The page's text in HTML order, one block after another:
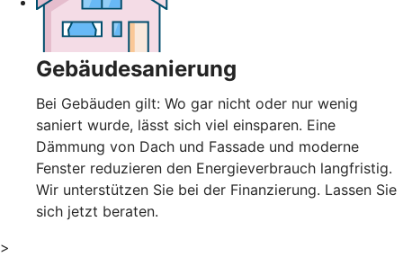
Gebäudesanierung
Bei Gebäuden gilt: Wo gar nicht oder nur wenig
saniert wurde, lässt sich viel einsparen. Eine
Dämmung von Dach und Fassade und moderne
Fenster reduzieren den Energieverbrauch langfristig.
Wir unterstützen Sie bei der Finanzierung. Lassen Sie
sich jetzt beraten.
>